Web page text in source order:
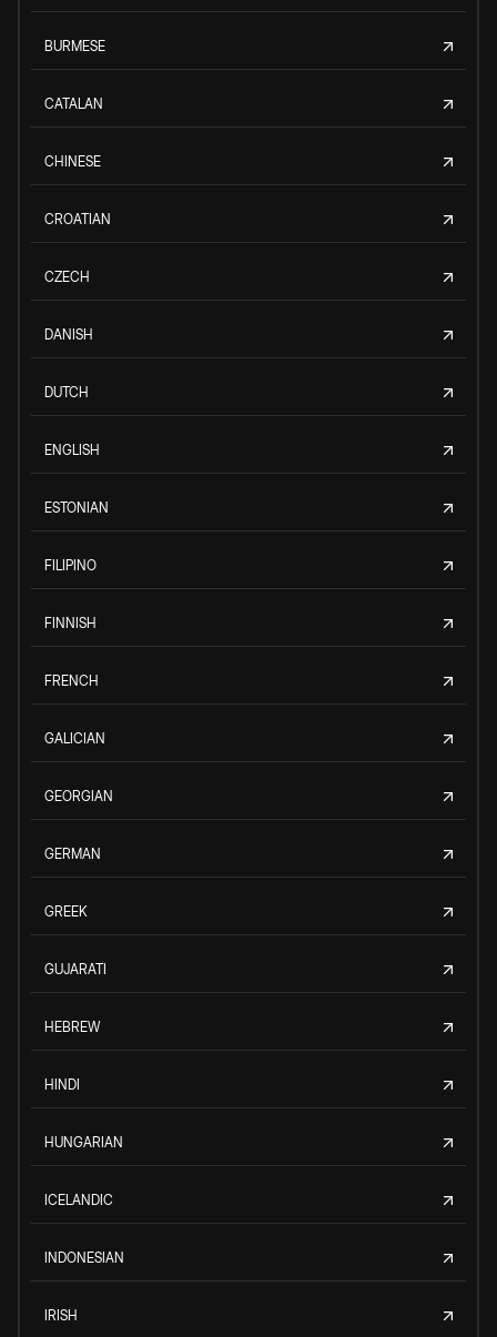
BURMESE
CATALAN
CHINESE
CROATIAN
CZECH
DANISH
DUTCH
ENGLISH
ESTONIAN
FILIPINO
FINNISH
FRENCH
GALICIAN
GEORGIAN
GERMAN
GREEK
GUJARATI
HEBREW
HINDI
HUNGARIAN
ICELANDIC
INDONESIAN
IRISH